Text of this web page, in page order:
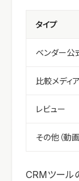
タイプ
ベンダー公
比較メディア
レビュー
その他（動
CRMツール